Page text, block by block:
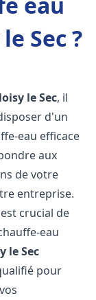
Sec ?
le Sec, il
d'un
eau efficace
aux
de votre
entreprise.
crucial de
eau
le Sec
pour